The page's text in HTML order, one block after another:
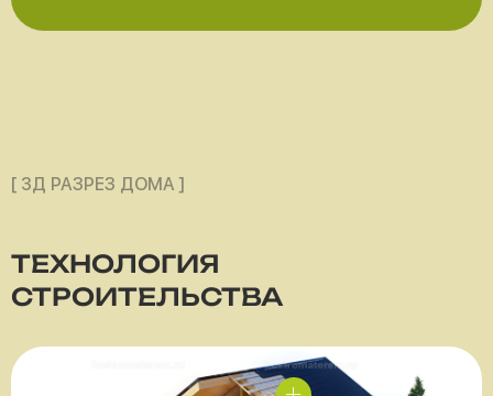
[ 3Д РАЗРЕЗ ДОМА ]
ТЕХНОЛОГИЯ
СТРОИТЕЛЬСТВА